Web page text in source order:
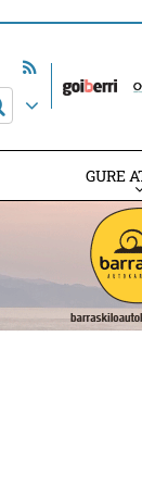
GURE